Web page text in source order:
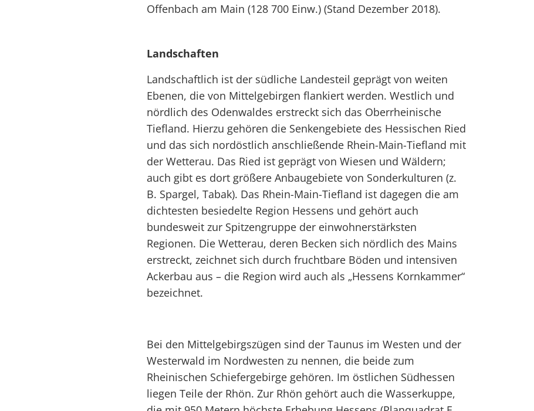
Offenbach am Main (128 700 Einw.) (Stand Dezember 2018).
Landschaften
Landschaftlich ist der südliche Landesteil geprägt von weiten
Ebenen, die von Mittelgebirgen flankiert werden. Westlich und
nördlich des Odenwaldes erstreckt sich das Oberrheinische
Tiefland. Hierzu gehören die Senkengebiete des Hessischen Ried
und das sich nordöstlich anschließende Rhein-Main-Tiefland mit
der Wetterau. Das Ried ist geprägt von Wiesen und Wäldern;
auch gibt es dort größere Anbaugebiete von Sonderkulturen (z.
B. Spargel, Tabak). Das Rhein-Main-Tiefland ist dagegen die am
dichtesten besiedelte Region Hessens und gehört auch
bundesweit zur Spitzengruppe der einwohnerstärksten
Regionen. Die Wetterau, deren Becken sich nördlich des Mains
erstreckt, zeichnet sich durch fruchtbare Böden und intensiven
Ackerbau aus – die Region wird auch als „Hessens Kornkammer“
bezeichnet.
Bei den Mittelgebirgszügen sind der Taunus im Westen und der
Westerwald im Nordwesten zu nennen, die beide zum
Rheinischen Schiefergebirge gehören. Im östlichen Südhessen
liegen Teile der Rhön. Zur Rhön gehört auch die Wasserkuppe,